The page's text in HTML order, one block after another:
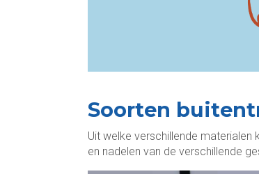
Soorten
Uit welke verschillende materialen
en nadelen van de verschillende